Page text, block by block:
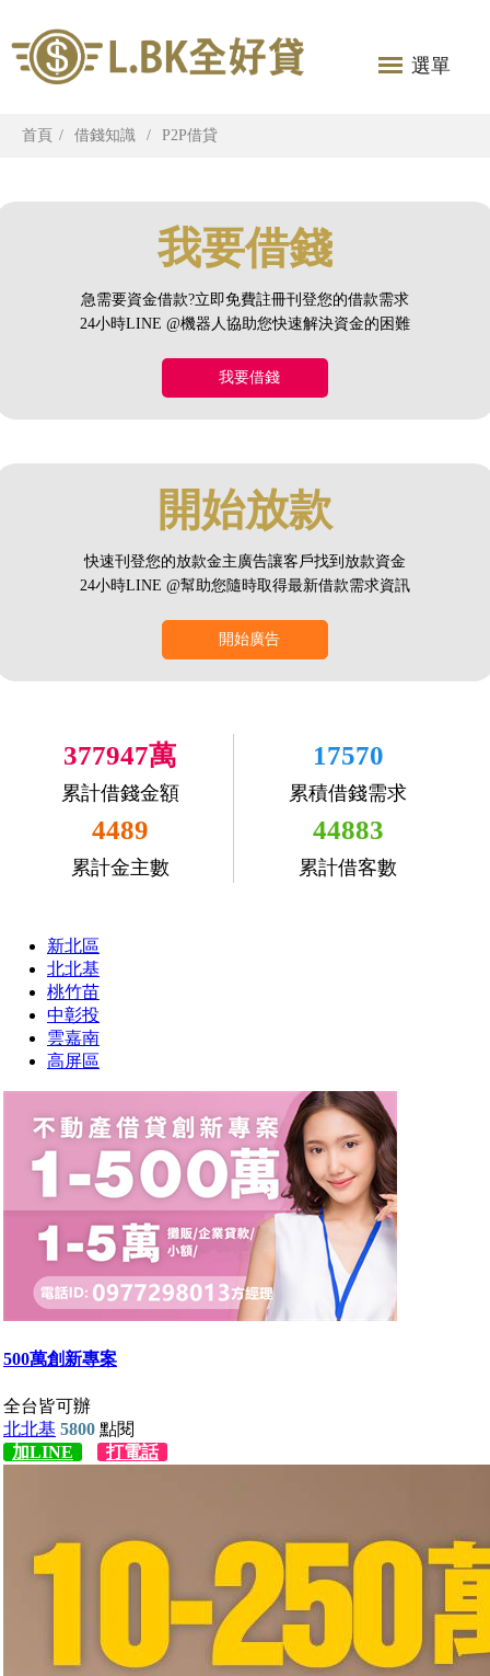
選單
首頁 借錢知識 P2P借貸
我要借錢
急需要資金借款?立即免費註冊刊登您的借款需求
24小時LINE @機器人協助您快速解決資金的困難
我要借錢
開始放款
快速刊登您的放款金主廣告讓客戶找到放款資金
24小時LINE @幫助您隨時取得最新借款需求資訊
開始廣告
377947萬
累計借錢金額
17570
累積借錢需求
4489
累計金主數
44883
累計借客數